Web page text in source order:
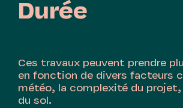
Durée
Ces travaux peuvent prendre
en fonction de divers facteurs
météo, la complexité du
du sol.